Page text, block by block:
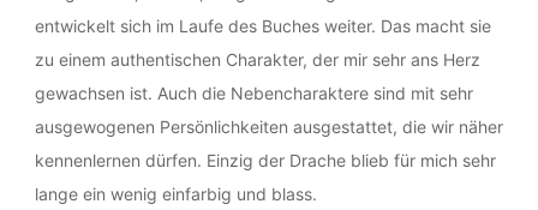
entwickelt sich im Laufe des Buches weiter. Das macht sie
zu einem authentischen Charakter, der mir sehr ans Herz
gewachsen ist. Auch die Nebencharaktere sind mit sehr
ausgewogenen Persönlichkeiten ausgestattet, die wir näher
kennenlernen dürfen. Einzig der Drache blieb für mich sehr
lange ein wenig einfarbig und blass.